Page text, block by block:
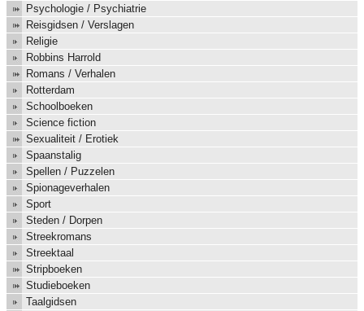
Psychologie / Psychiatrie
Reisgidsen / Verslagen
Religie
Robbins Harrold
Romans / Verhalen
Rotterdam
Schoolboeken
Science fiction
Sexualiteit / Erotiek
Spaanstalig
Spellen / Puzzelen
Spionageverhalen
Sport
Steden / Dorpen
Streekromans
Streektaal
Stripboeken
Studieboeken
Taalgidsen